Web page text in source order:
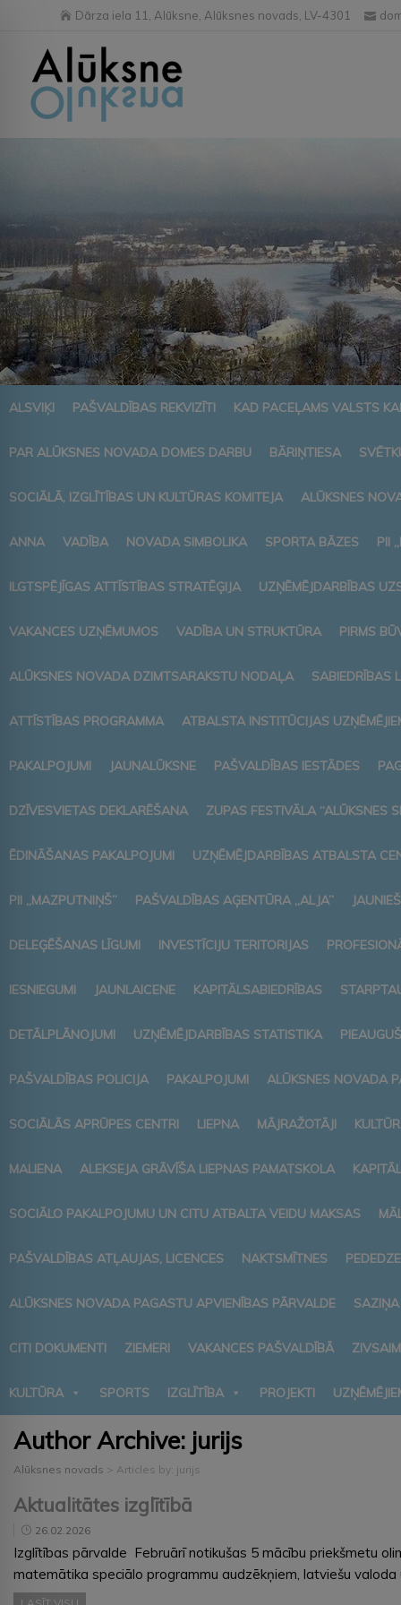
Dārza iela 11, Alūksne, Alūksnes novads, LV-4301
ALSVIĶI PAŠVALDĪBAS REKVIZĪTI KAD PACEĻAMS VALSTS
PAR ALŪKSNES NOVADA DOMES DARBU BĀRIŅTIESA
SOCIĀLĀ, IZGLĪTĪBAS UN KULTŪRAS KOMITEJA ALŪKSNES
ANNA VADĪBA NOVADA SIMBOLIKA SPORTA BĀZES PII
ILGTSPĒJĪGAS ATTĪSTĪBAS STRATĒĢIJA UZŅĒMĒJDARBĪBAS
VAKANCES UZŅĒMUMOS VADĪBA UN STRUKTŪRA PIRMS
ALŪKSNES NOVADA DZIMTSARAKSTU NODAĻA SABIEDRĪBAS
ATTĪSTĪBAS PROGRAMMA ATBALSTA INSTITŪCIJAS
PAKALPOJUMI JAUNALŪKSNE PAŠVALDĪBAS IESTĀDES
DZĪVESVIETAS DEKLARĒŠANA ZUPAS FESTIVĀLA “ALŪKSNES
ĒDINĀŠANAS PAKALPOJUMI UZŅĒMĒJDARBĪBAS ATBALSTA
PII „MAZPUTNIŅŠ” PAŠVALDĪBAS AĢENTŪRA „ALJA”
DELEĢĒŠANAS LĪGUMI INVESTĪCIJU TERITORIJAS
IESNIEGUMI JAUNLAICENE KAPITĀLSABIEDRĪBAS
DETĀLPLĀNOJUMI UZŅĒMĒJDARBĪBAS STATISTIKA
PAŠVALDĪBAS POLICIJA PAKALPOJUMI ALŪKSNES NOVADA
SOCIĀLĀS APRŪPES CENTRI LIEPNA MĀJRAŽOTĀJI
MALIENA ALEKSEJA GRĀVĪŠA LIEPNAS PAMATSKOLA
SOCIĀLO PAKALPOJUMU UN CITU ATBALTA VEIDU MAKSAS
PAŠVALDĪBAS ATĻAUJAS, LICENCES NAKTSMĪTNES PEDEDZE
ALŪKSNES NOVADA PAGASTU APVIENĪBAS PĀRVALDE
CITI DOKUMENTI ZIEMERI VAKANCES PAŠVALDĪBĀ
KULTŪRA SPORTS IZGLĪTĪBA PROJEKTI
Author Archive: jurijs
Alūksnes novads > Articles by: jurijs
Aktualitātes izglītībā
26.02.2026
Izglītības pārvalde Februārī notikušas 5 mācību priekšmetu
matemātika speciālo programmu audzēkņiem, latviešu